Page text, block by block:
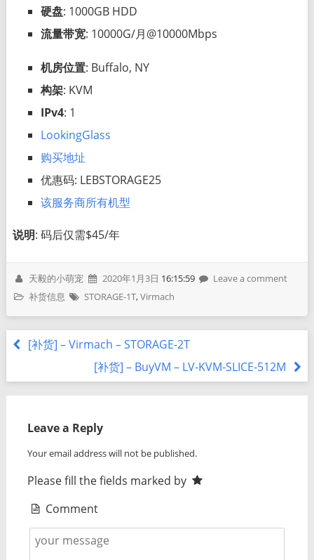
硬盘: 1000GB HDD
流量带宽: 10000G/月@10000Mbps
机房位置: Buffalo, NY
构架: KVM
IPv4: 1
LookingGlass
购买地址
优惠码: LEBSTORAGE25
该服务商所有机型
说明: 码后仅需$45/年
天毅的小萌宠 2020年1月3日 16:15:59
Leave a comment
补货信息
STORAGE-1T,Virmach
[补货] – Virmach – STORAGE-2T
[补货] – BuyVM – LV-KVM-SLICE-512M
Leave a Reply
Your email address will not be published.
Please fill the fields marked by
Comment